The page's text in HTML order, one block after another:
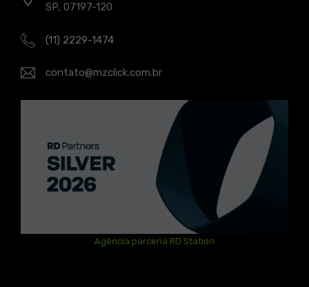
SP, 07197-120
(11) 2229-1474
contato@mzclick.com.br
Agência parceria RD Station